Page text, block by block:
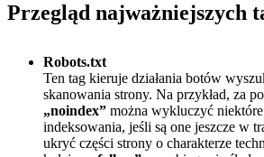
Przegląd najważniejszych
Robots.txt
Ten tag kieruje działania botów
skanowania strony. Na przykład, za
„noindex” można wykluczyć
indeksowania, jeśli są one jeszcze w
ukryć części strony o charakterze